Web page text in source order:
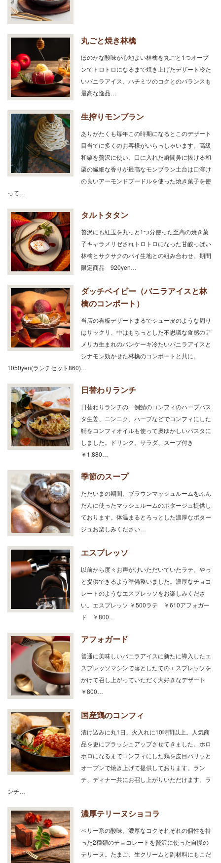
丸ごと焼き林檎
ほのかな酸味が心地よい林檎を丸ごと1つオーブ
ンでトロトロになるまで焼き上げたデザート冷た
いバニラアイス、ハチミツのコクとのバランスも
最高な逸品…
生搾りモンブラン
ありがたくも毎年この時期になるとこのデザート
目当てに多くのお客様がいらっしゃいます。高級
和栗を贅沢に使い、口に入れた瞬間鼻に抜ける和
栗の繊細な香りが最高なモンブラン土台は口溶け
の良いアーモンドプードルを使った焼き菓子を使
って…
タルトタタン
贅沢にも紅玉を丸っと1つ分使った至高の焼き菓
子キャラメリゼされトロトロになった甘酸っぱい
林檎とサクサクのパイ生地との組み合わせ。期間
限定商品 920yen…
ダッチベイビー（バニラアイスと林
檎のコンポート）
当店の看板デザートまるでシュー皮のような周り
はサックリ、中はもちっとした不思議な食感のア
メリカ生まれのパンケーキ冷たいバニラアイスと
シナモン効かせた林檎のコンポートと共に。
1050yen(ランチセット860)…
日替わりランチ
日替わりランチの一例鯖のコンフィのハーブパス
タ生姜、ニンニク、ハーブなどでコンフィにした
鯖をコンフィオイルも使って奥ゆかしいパスタに
しました。ドリンク、サラダ、スープ付き
￥1,880…
季節のスープ
ただいまの期間、ブラウンマッシュルームをふん
だんに使ったマッシュルームのポタージュ提供し
ております。体温まるとろっとした濃厚なポター
ジュお楽しみください…
エスプレッソ
以前から度々お声がけいただいていたラテ。やっ
と提供できるよう準備整いました。濃厚なチョコ
レートのようなエスプレッソをお楽しみくださ
い。エスプレッソ ￥500ラテ ￥610アフォガー
ド ￥800…
アフォガード
普通に美味しいバニラアイスに新たに導入したエ
スプレッソマシンで落としたてのエスプレッソを
かけて召し上がっていただく大好きなデザート
￥800…
国産鶏のコンフィ
漬け込みに丸1日、火入れに10時間以上。人気商
品を更にブラッシュアップさせてきました。ホロ
ホロになるまでコンフィにした鶏を皮目パリッと
オーブンで焼き上げて提供しております。ラン
チ、ディナー共にお召し上がりいただけます。ラ
ンチ…
濃厚テリーヌショコラ
ベリー系の酸味、濃厚なコクそれぞれの個性を持
った2種類のチョコレートを贅沢に使った自慢の
テリーヌ。たまご、生クリームと副材料にもこだ